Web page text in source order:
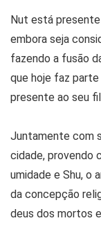
Nut está
embora seja
fazendo a fusão
que hoje faz
presente ao seu
Juntamente com
cidade, provendo
umidade e Shu, o
da concepção
deus dos mortos